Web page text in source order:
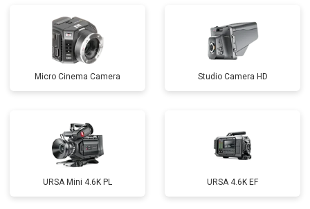
Micro Cinema Camera Studio Camera HD
URSA Mini 4.6K PL URSA 4.6K EF